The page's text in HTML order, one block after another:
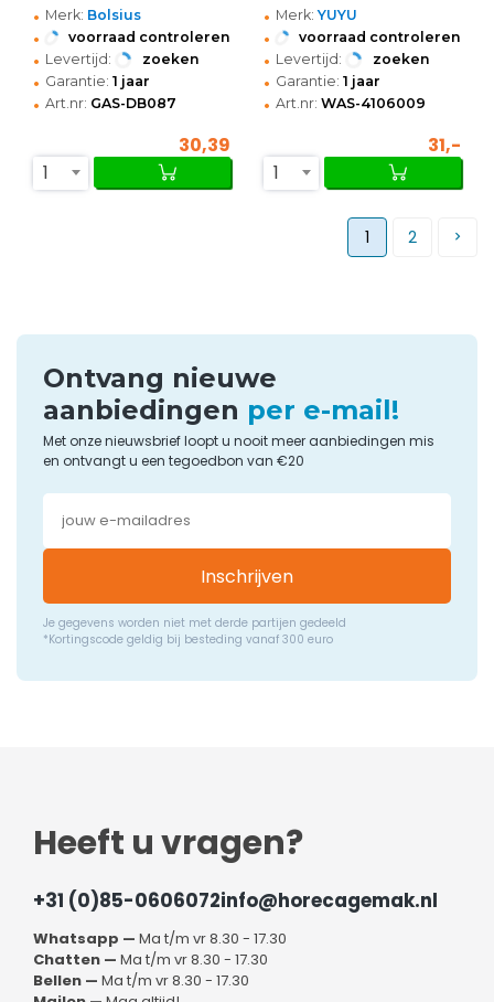
• Merk: Bolsius
• voorraad controleren
• Levertijd: zoeken
• Garantie: 1 jaar
• Art.nr: GAS-DB087
30,39
1
• Merk: YUYU
• voorraad controleren
• Levertijd: zoeken
• Garantie: 1 jaar
• Art.nr: WAS-4106009
31,-
1
1 2
Ontvang nieuwe
aanbiedingen per e-mail!
Met onze nieuwsbrief loopt u nooit meer aanbiedingen mis
en ontvangt u een tegoedbon van €20
Inschrijven
Je gegevens worden niet met derde partijen gedeeld
*Kortingscode geldig bij besteding vanaf 300 euro
Heeft u vragen?
+31 (0)85-0606072info@horecagemak.nl
Whatsapp — Ma t/m vr 8.30 - 17.30
Chatten — Ma t/m vr 8.30 - 17.30
Bellen — Ma t/m vr 8.30 - 17.30